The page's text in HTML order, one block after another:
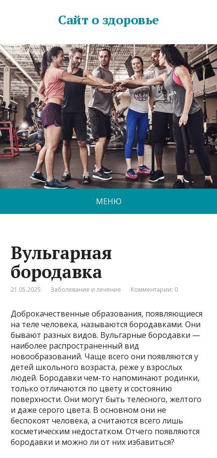
Сайт о здоровье
МЕНЮ
Вульгарная
бородавка
21.05.2025 Заболевание и лечение Комментарии: 0
Доброкачественные образования, появляющиеся
на теле человека, называются бородавками. Они
бывают разных видов. Вульгарные бородавки —
наиболее распространенный вид
новообразований. Чаще всего они появляются у
детей школьного возраста, реже у взрослых
людей. Бородавки чем-то напоминают родинки,
только отличаются по цвету и состоянию
поверхности. Они могут быть телесного, желтого
и даже серого цвета. В основном они не
беспокоят человека, а считаются всего лишь
косметическим недостатком. Отчего появляются
бородавки и можно ли от них избавиться?